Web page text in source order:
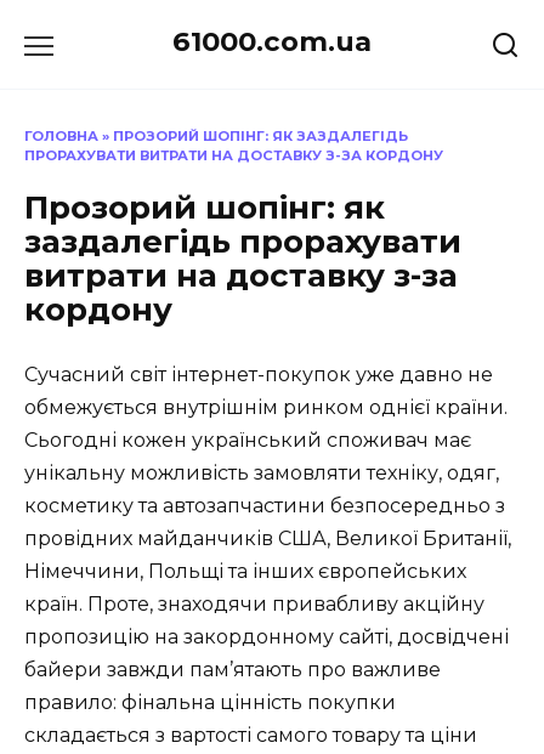
до
61000.com.ua
ГОЛОВНА » ПРОЗОРИЙ ШОПІНГ: ЯК ЗАЗДАЛЕГІДЬ
ПРОРАХУВАТИ ВИТРАТИ НА ДОСТАВКУ З-ЗА КОРДОНУ
Прозорий шопінг: як
заздалегідь прорахувати
витрати на доставку з-за
кордону
Сучасний світ інтернет-покупок уже давно не
обмежується внутрішнім ринком однієї країни.
Сьогодні кожен український споживач має
унікальну можливість замовляти техніку, одяг,
косметику та автозапчастини безпосередньо з
провідних майданчиків США, Великої Британії,
Німеччини, Польщі та інших європейських
країн. Проте, знаходячи привабливу акційну
пропозицію на закордонному сайті, досвідчені
байери завжди пам’ятають про важливе
правило: фінальна цінність покупки
складається з вартості самого товару та ціни